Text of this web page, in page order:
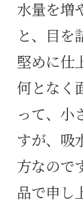
水量を増
と、目を
堅めに仕
何となく
って、小
すが、吸
方なので
品で申し